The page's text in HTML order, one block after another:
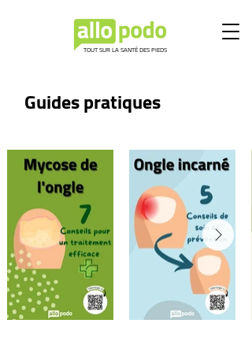
TOUT SUR LA SANTÉ DES PIEDS
Guides pratiques